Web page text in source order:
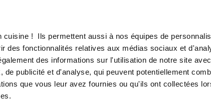
cuisine ! Ils permettent aussi à nos équipes de
des fonctionnalités relatives aux médias sociaux et
des informations sur l'utilisation de notre site
de publicité et d'analyse, qui peuvent potentiellement
que vous leur avez fournies ou qu'ils ont collectées
VIDE MACHINE À CAFÉ MACHINE À GLACE